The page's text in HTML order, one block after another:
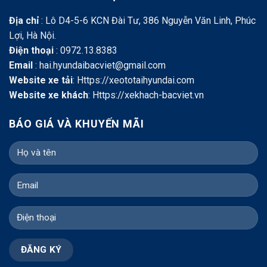
Địa chỉ: Lô D4-5-6 KCN Đài Tư, 386 Nguyễn Văn Linh, Phúc
Lợi, Hà Nội.
Điện thoại : 0972.13.8383
Email : hai.hyundaibacviet@gmail.com
Website xe tải: Https://xeototaihyundai.com
Website xe khách: Https://xekhach-bacviet.vn
BÁO GIÁ VÀ KHUYẾN MÃI